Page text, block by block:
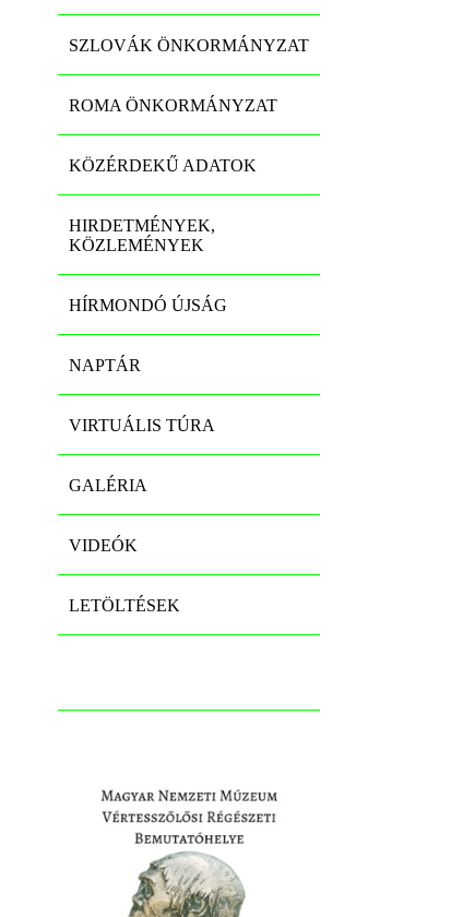
SZLOVÁK ÖNKORMÁNYZAT
ROMA ÖNKORMÁNYZAT
KÖZÉRDEKŰ ADATOK
HIRDETMÉNYEK,
KÖZLEMÉNYEK
HÍRMONDÓ ÚJSÁG
NAPTÁR
VIRTUÁLIS TÚRA
GALÉRIA
VIDEÓK
LETÖLTÉSEK